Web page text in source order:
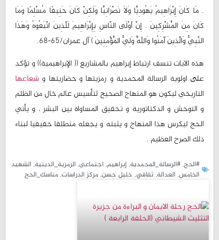
. مَا كَانَ إِبْرَاهِيمُ يَهُودِيًّا وَلَا نَصْرَانِيًّا وَلَكِنْ كَانَ حَنِيفًا مُسْلِمًا وَمَا
كَانَ مِنَ الْمُشْرِكِينَ . إِنَّ أَوْلَى النَّاسِ بِإِبْرَاهِيمَ لَلَّذِينَ اتَّبَعُوهُ وَهَذَا
النَّبِيُّ وَالَّذِينَ آَمَنُوا وَاللَّهُ وَلِيُّ الْمُؤْمِنِينَ ) آل عمران/65-68.
هذه الايات تنسف ارتباط إبراهيم بالمشاريع (( الإبراهيمية)) و تؤكد
على اولوية الرسالة المحمدية و رمزيتها و حضاريتها و شعاعها
التاريخي ليكون هو المنهاج الصحيح لتأسيس عالم خال من الظلم
و التوحش و الدكتاتورية و تحقيق المساواة بين البشر ، و يأتي
الحج ليكرس هذا المنهاج و يثبته و يجعله منطلقا حقيقيا لبناء
ذلك الصرح العظيم .
#الحج, #الرسالة_المحمدية, إبراهيم, اجتماعي, الرمزية_الدينية, الشهيد
الخامس, العدالة, ثقافي, خليل حسن, مركز الدراسات, مناسك_الحج